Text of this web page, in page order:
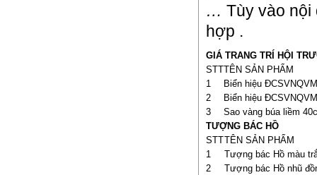
… Tùy vào nội
hợp .
GIÁ TRANG TRÍ HỘI
STTTÊN SẢN PHẨM
1
Biển hiệu
2
Biển hiệu
3
Sao vàng búa liềm
TƯỢNG BÁC HỒ
STTTÊN SẢN PHẨM
1
Tượng bác Hồ màu
2
Tượng bác Hồ nhũ